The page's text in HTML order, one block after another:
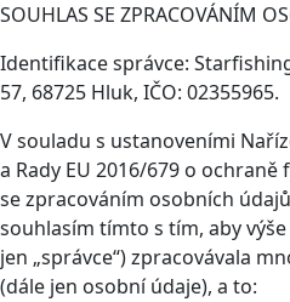
SOUHLAS SE ZPRACOVÁNÍM
Identifikace správce:
57, 68725 Hluk, IČO: 02355965.
V souladu s ustanoveními
a Rady EU 2016/679 o
se zpracováním osobních
souhlasím tímto s tím, aby
jen „správce“) zpracovávala
(dále jen osobní údaje), a to: